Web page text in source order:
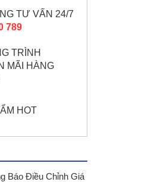
TƯ VẤN 24/7
789
TRÌNH
MÃI HÀNG
HOT
Báo Điều Chỉnh Giá